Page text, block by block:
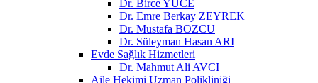
Dr. Birce YÜCE
Dr. Emre Berkay ZEYREK
Dr. Mustafa BOZCU
Dr. Süleyman Hasan ARI
Evde Sağlık Hizmetleri
Dr. Mahmut Ali AVCI
Aile Hekimi Uzman Polikliniği